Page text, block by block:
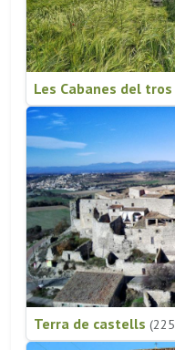
Les Cabanes del tros
Terra de castells (225